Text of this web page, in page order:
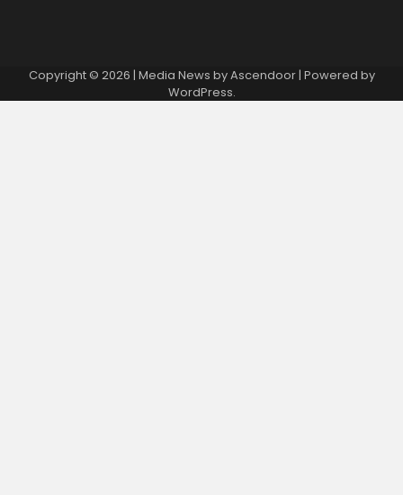
Copyright © 2026 | Media News byAscendoor| Powered by
WordPress.